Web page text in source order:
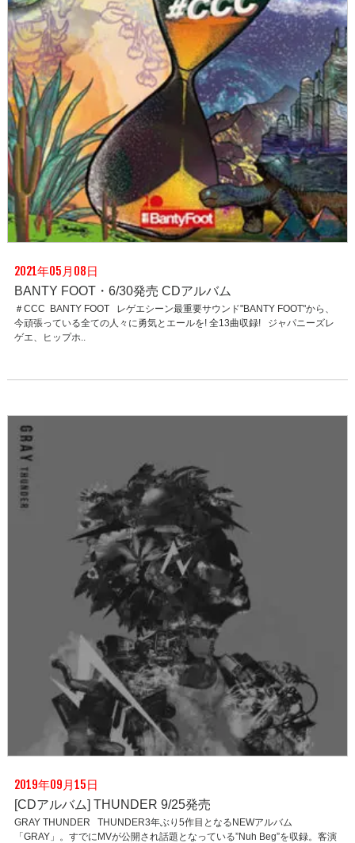
2021年05月08日
BANTY FOOT・6/30発売 CDアルバム
＃CCC BANTY FOOT レゲエシーン最重要サウンド"BANTY FOOT"から、
今頑張っている全ての人々に勇気とエールを! 全13曲収録! ジャパニーズレ
ゲエ、ヒップホ..
2019年09月15日
[CDアルバム] THUNDER 9/25発売
GRAY THUNDER THUNDER3年ぶり5作目となるNEWアルバム
「GRAY」。すでにMVが公開され話題となっている”Nuh Beg”を収録。客演